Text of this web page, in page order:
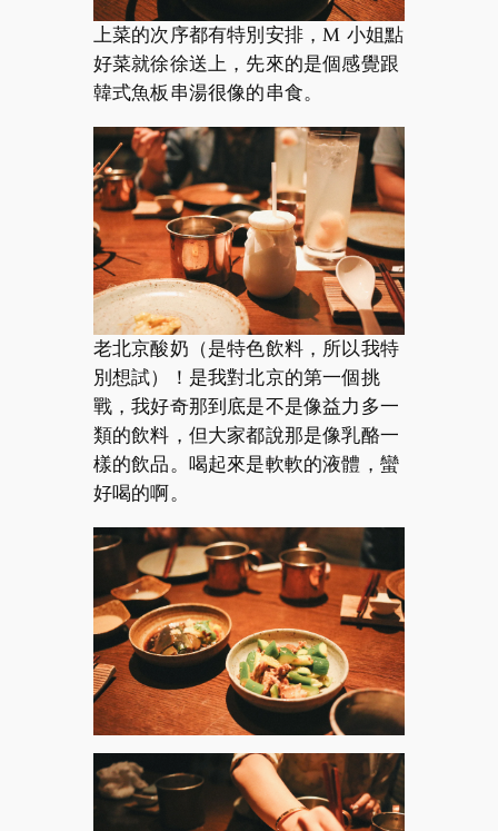
上菜的次序都有特別安排，M 小姐點
好菜就徐徐送上，先來的是個感覺跟
韓式魚板串湯很像的串食。
老北京酸奶（是特色飲料，所以我特
別想試）！是我對北京的第一個挑
戰，我好奇那到底是不是像益力多一
類的飲料，但大家都說那是像乳酪一
樣的飲品。喝起來是軟軟的液體，蠻
好喝的啊。